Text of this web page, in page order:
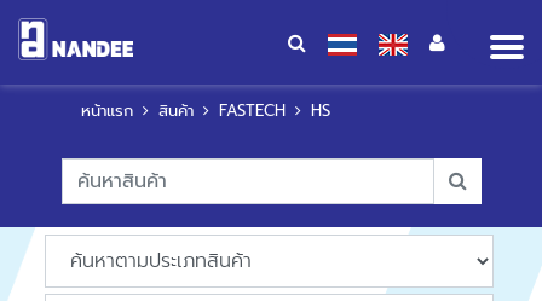
หน้าแรก สินค้า FASTECH HS